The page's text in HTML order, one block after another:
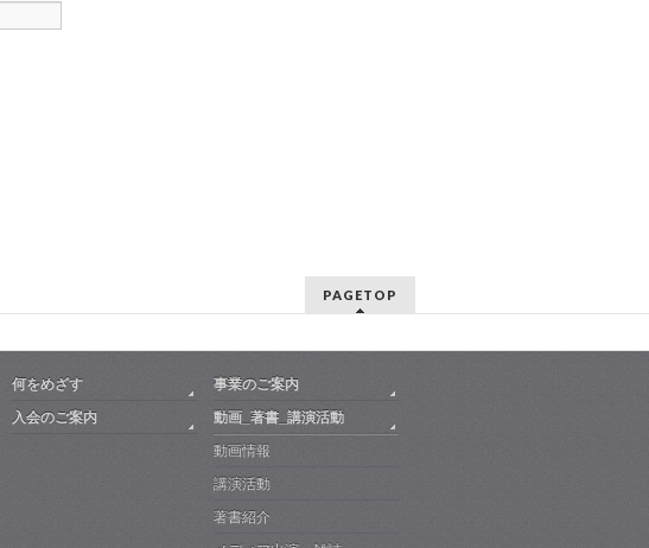
PAGETOP
何をめざす
事業のご案内
入会のご案内
動画_著書_講演活動
動画情報
講演活動
著書紹介